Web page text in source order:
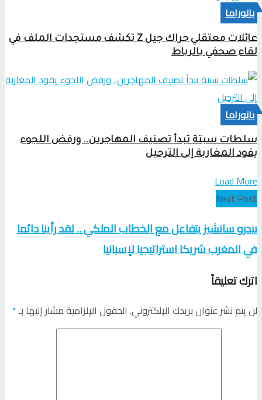
بانوراما
عائلات معتقلي حراك جيل Z تكشف مستجدات الملف في
لقاء صحفي بالرباط
بانوراما
سلطات سبتة تبدأ تصنيف المهاجرين.. ورفض اللجوء
يقود المغاربة إلى الترحيل
Load More
Next Post
بيدرو سانشيز يتفاعل مع الخطاب الملكي .. لقد رأينا دائما
في المغرب شريكا استراتيجيا لإسبانيا
اترك تعليقاً
لن يتم نشر عنوان بريدك الإلكتروني. الحقول الإلزامية مشار إليها بـ*